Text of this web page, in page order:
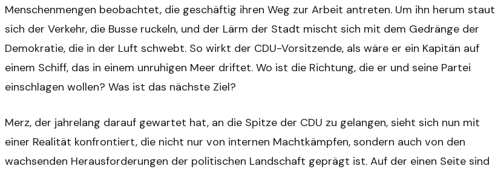
Menschenmengen beobachtet, die geschäftig ihren Weg zur Arbeit antreten. Um ihn herum staut
sich der Verkehr, die Busse ruckeln, und der Lärm der Stadt mischt sich mit dem Gedränge der
Demokratie, die in der Luft schwebt. So wirkt der CDU-Vorsitzende, als wäre er ein Kapitän auf
einem Schiff, das in einem unruhigen Meer driftet. Wo ist die Richtung, die er und seine Partei
einschlagen wollen? Was ist das nächste Ziel?
Merz, der jahrelang darauf gewartet hat, an die Spitze der CDU zu gelangen, sieht sich nun mit
einer Realität konfrontiert, die nicht nur von internen Machtkämpfen, sondern auch von den
wachsenden Herausforderungen der politischen Landschaft geprägt ist. Auf der einen Seite sind